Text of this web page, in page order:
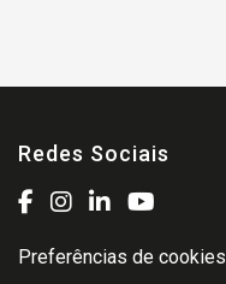
Redes Sociais
Preferências de cookies